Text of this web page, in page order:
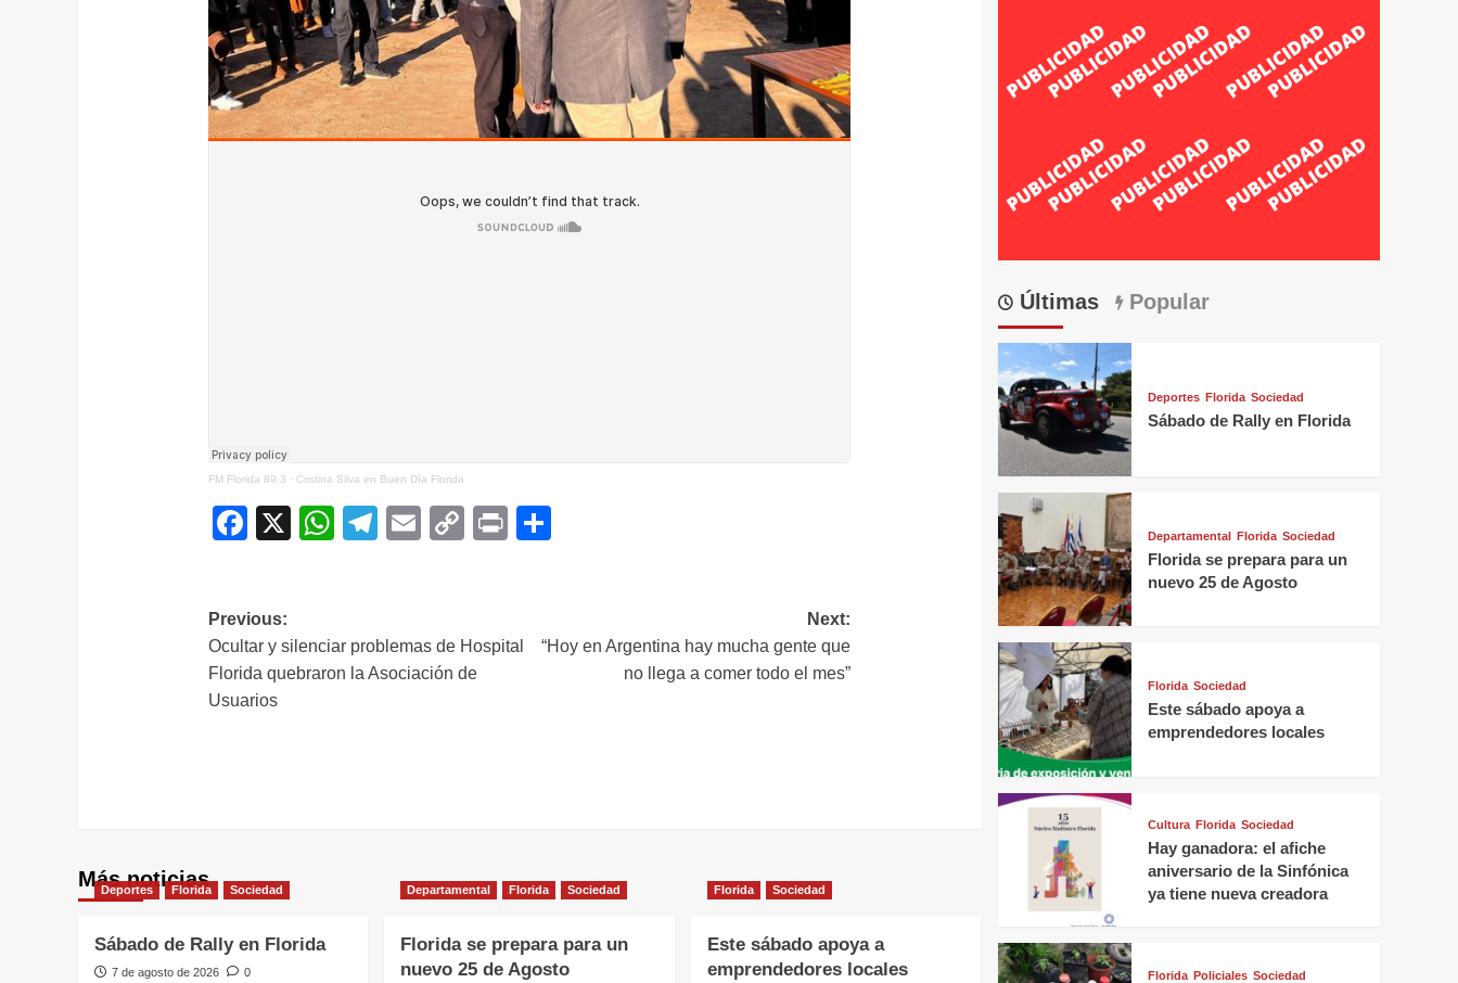
FM Florida 89.3 · Cristina Silva en Buen Día Florida
Facebook
X WhatsApp
Telegram
EmailCopyPrint
Navegación
de
entradas
Previous:
Ocultar y silenciar problemas de Hospital
Florida quebraron la Asociación de
Usuarios
Next:
“Hoy en Argentina hay mucha gente que
no llega a comer todo el mes”
Más noticias
Deportes Florida Sociedad
Sábado de Rally en Florida
7 de agosto de 2026 0
Departamental Florida Sociedad
Florida se prepara para un
nuevo 25 de Agosto
Florida Sociedad
Este sábado apoya a
emprendedores locales
Últimas Popular
Deportes Florida Sociedad
Sábado de Rally en Florida
Departamental Florida Sociedad
Florida se prepara para un
nuevo 25 de Agosto
Florida Sociedad
Este sábado apoya a
emprendedores locales
Cultura Florida Sociedad
Hay ganadora: el afiche
aniversario de la Sinfónica
ya tiene nueva creadora
Florida Policiales Sociedad